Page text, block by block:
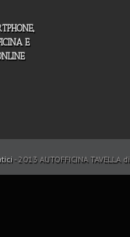
E
- 2013 AUTOFFICINA